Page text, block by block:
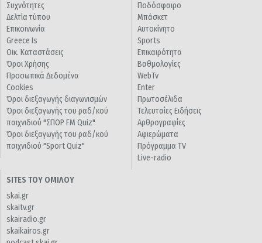
Συχνότητες
Δελτία τύπου
Επικοινωνία
Greece Is
Οικ. Καταστάσεις
Όροι Χρήσης
Προσωπικά Δεδομένα
Cookies
Όροι διεξαγωγής διαγωνισμών
Όροι διεξαγωγής του ραδ/κού
παιχνιδιού "ΣΠΟΡ FM Quiz"
Όροι διεξαγωγής του ραδ/κού
παιχνιδιού "Sport Quiz"
Ποδόσφαιρο
Μπάσκετ
Αυτοκίνητο
Sports
Επικαιρότητα
Βαθμολογίες
WebTv
Enter
Πρωτοσέλιδα
Τελευταίες Ειδήσεις
Αρθρογραφίες
Αφιερώματα
Πρόγραμμα TV
Live-radio
SITES ΤΟΥ ΟΜΙΛΟΥ
skai.gr
skaitv.gr
skairadio.gr
skaikairos.gr